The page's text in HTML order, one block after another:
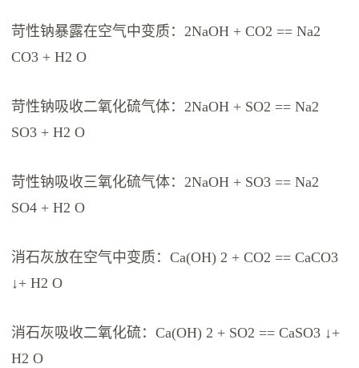
苛性钠暴露在空气中变质：2NaOH + CO2 == Na2
CO3 + H2 O
苛性钠吸收二氧化硫气体：2NaOH + SO2 == Na2
SO3 + H2 O
苛性钠吸收三氧化硫气体：2NaOH + SO3 == Na2
SO4 + H2 O
消石灰放在空气中变质：Ca(OH) 2 + CO2 == CaCO3
↓+ H2 O
消石灰吸收二氧化硫：Ca(OH) 2 + SO2 == CaSO3 ↓+
H2 O